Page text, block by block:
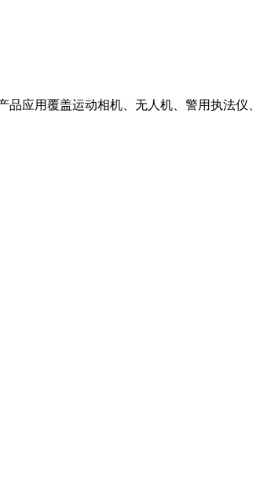
应用覆盖运动相机、无人机、警用执法仪